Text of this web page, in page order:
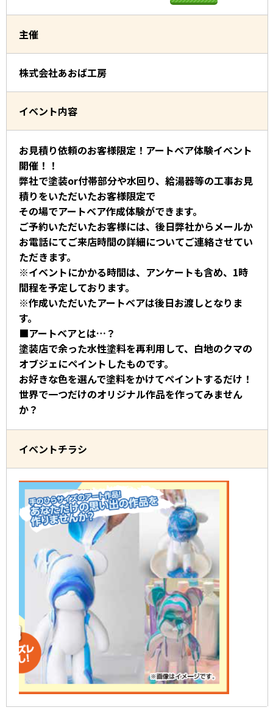
主催
株式会社あおば工房
イベント内容
お見積り依頼のお客様限定！アートベア体験イベント
開催！！
弊社で塗装or付帯部分や水回り、給湯器等の工事お見
積りをいただいたお客様限定で
その場でアートベア作成体験ができます。
ご予約いただいたお客様には、後日弊社からメールか
お電話にてご来店時間の詳細についてご連絡させてい
ただきます。
※イベントにかかる時間は、アンケートも含め、1時
間程を予定しております。
※作成いただいたアートベアは後日お渡しとなりま
す。
■アートベアとは…？
塗装店で余った水性塗料を再利用して、白地のクマの
オブジェにペイントしたものです。
お好きな色を選んで塗料をかけてペイントするだけ！
世界で一つだけのオリジナル作品を作ってみません
か？
イベントチラシ